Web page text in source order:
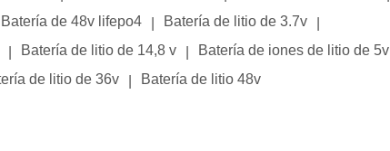
Batería de 48v lifepo4 Batería de litio de 3.7v
Batería de litio de 14,8 v Batería de iones de litio de 5v
de litio de 36v Batería de litio 48v